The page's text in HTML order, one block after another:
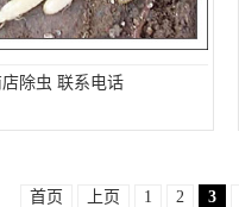
店除虫 联系电话
首页 上页 1 2 3